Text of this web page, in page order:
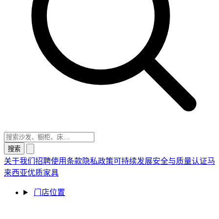
搜索
关于我们 招聘使用条款隐私政策可持续发展安全与质量认证马
来西亚优质家具
门店位置